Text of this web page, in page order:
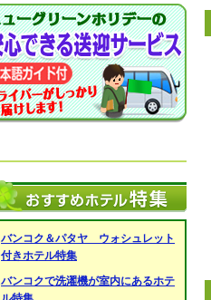
バンコク＆パタヤ ウォシュレット
付きホテル特集
バンコクで洗濯機が室内にあるホテ